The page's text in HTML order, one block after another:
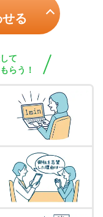
る
て
らう！